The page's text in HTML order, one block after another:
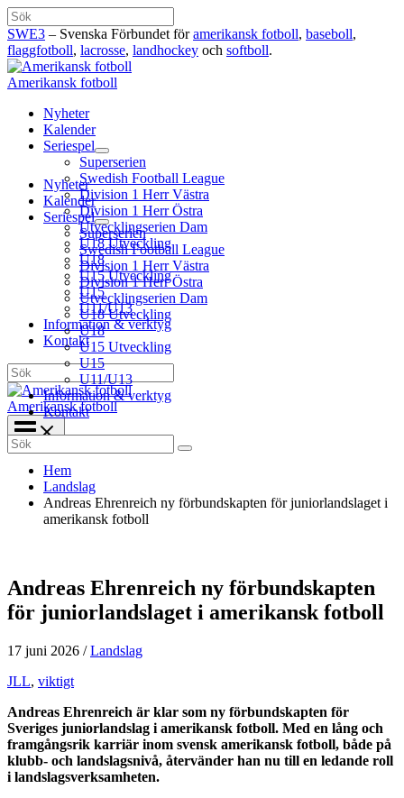
Hoppa
till
innehåll
Sök
SWE3 – Svenska Förbundet föramerikansk fotboll, baseboll,
flaggfotboll, lacrosse, landhockey och softboll.
Amerikansk fotboll
Nyheter
Kalender
Seriespel
Superserien
Swedish Football League
Division 1 Herr Västra
Division 1 Herr Östra
Utvecklingserien Dam
U18 Utveckling
U18
U15 Utveckling
U15
U11/U13
Information & verktyg
Kontakt
Sök
Amerikansk fotboll
Nyheter
Kalender
Seriespel
Superserien
Swedish Football League
Division 1 Herr Västra
Division 1 Herr Östra
Utvecklingserien Dam
U18 Utveckling
U18
U15 Utveckling
U15
U11/U13
Information & verktyg
Kontakt
Search
for:
Hem
Landslag
Andreas Ehrenreich ny förbundskapten för juniorlandslaget i
amerikansk fotboll
Andreas Ehrenreich ny förbundskapten
för juniorlandslaget i amerikansk fotboll
17 juni 2026 /Landslag
JLL, viktigt
Andreas Ehrenreich är klar som ny förbundskapten för
Sveriges juniorlandslag i amerikansk fotboll. Med en lång och
framgångsrik karriär inom svensk amerikansk fotboll, både på
klubb- och landslagsnivå, återvänder han nu till en ledande roll
i landslagsverksamheten.